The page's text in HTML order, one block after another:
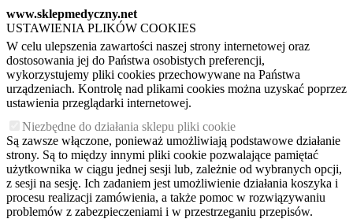
www.sklepmedyczny.net
USTAWIENIA PLIKÓW COOKIES
W celu ulepszenia zawartości naszej strony internetowej oraz
dostosowania jej do Państwa osobistych preferencji,
wykorzystujemy pliki cookies przechowywane na Państwa
urządzeniach. Kontrolę nad plikami cookies można uzyskać poprzez
ustawienia przeglądarki internetowej.
Niezbędne do działania sklepu pliki cookie
Są zawsze włączone, ponieważ umożliwiają podstawowe działanie
strony. Są to między innymi pliki cookie pozwalające pamiętać
użytkownika w ciągu jednej sesji lub, zależnie od wybranych opcji,
z sesji na sesję. Ich zadaniem jest umożliwienie działania koszyka i
procesu realizacji zamówienia, a także pomoc w rozwiązywaniu
problemów z zabezpieczeniami i w przestrzeganiu przepisów.